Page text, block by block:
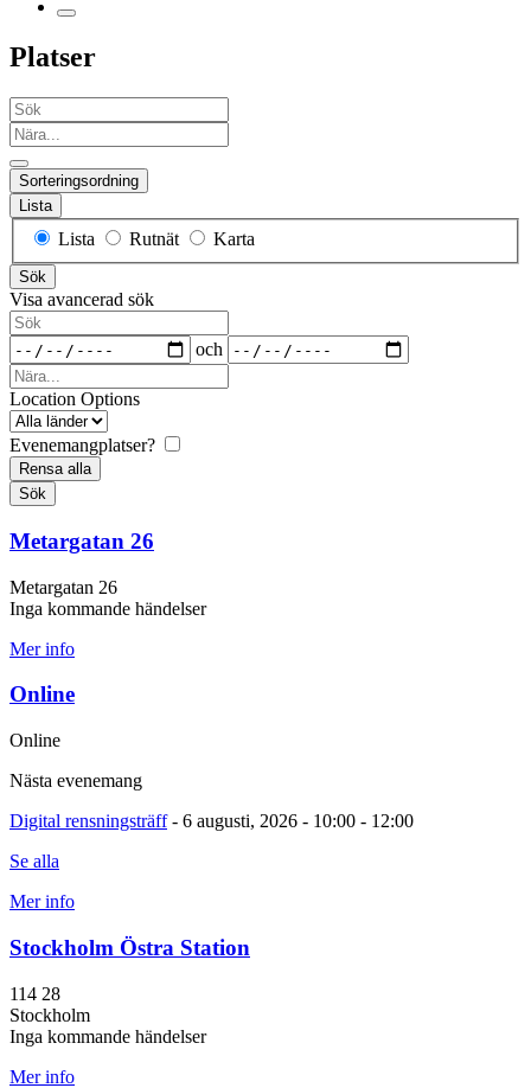
Platser
Sök
Nära...
Sorteringsordning
Lista
Search
View
Type
Lista Rutnät Karta
Sök
Visa avancerad sök
Sök
Datum
och
Nära...
Location Options
Land
Evenemangplatser?
Rensa alla
Sök
Metargatan 26
Metargatan 26
Inga kommande händelser
Mer info
Online
Online
Nästa evenemang
Digital rensningsträff- 6 augusti, 2026 - 10:00 - 12:00
Se alla
Mer info
Stockholm Östra Station
114 28
Stockholm
Inga kommande händelser
Mer info